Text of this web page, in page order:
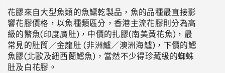
花膠來自大型魚類的魚鰾乾製品，魚的品種最直接影
響花膠價格，以魚種類區分，香港主流花膠則分為高
級的鰵魚(印度廣肚)，中價的扎膠(南美黃花魚)，最
常見的肚筒／金龍肚 (非洲鱸／澳洲海鱸)，下價的鱈
魚膠(北歐及紐西蘭鱈魚)，當然不少得珍藏級的蜘蛛
肚及白花膠。